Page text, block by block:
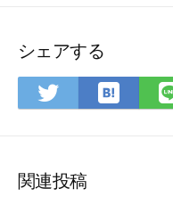
シェアする
Twitter
で
ア
は
て
関連投稿